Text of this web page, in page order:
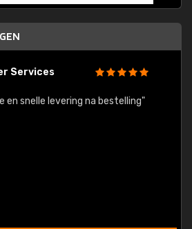
Services
en snelle levering na bestelling"